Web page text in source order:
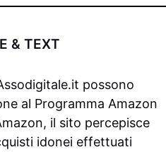
& TEXT
possono
al Programma Amazon
il sito percepisce
idonei effettuati